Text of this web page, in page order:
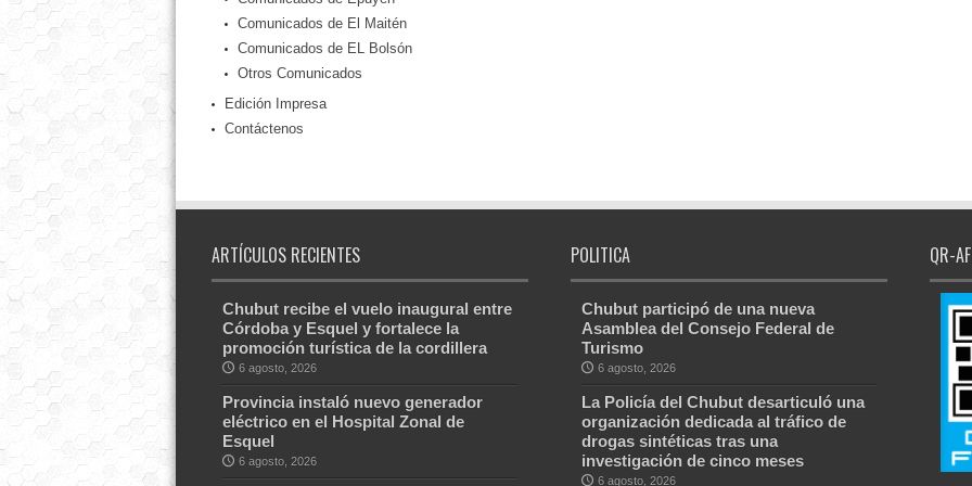
Comunicados de El Maitén
Comunicados de EL Bolsón
Otros Comunicados
Edición Impresa
Contáctenos
ARTÍCULOS RECIENTES
Chubut recibe el vuelo inaugural entre
Córdoba y Esquel y fortalece la
promoción turística de la cordillera
6 agosto, 2026
Provincia instaló nuevo generador
eléctrico en el Hospital Zonal de
Esquel
6 agosto, 2026
POLITICA
Chubut participó de una nueva
Asamblea del Consejo Federal de
Turismo
6 agosto, 2026
La Policía del Chubut desarticuló una
organización dedicada al tráfico de
drogas sintéticas tras una
investigación de cinco meses
6 agosto, 2026
QR-